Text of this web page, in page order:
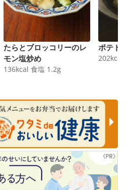
たらとブロッコリーのレ
モン塩炒め
136kcal 食塩 1.2g
ポテト
202kcal